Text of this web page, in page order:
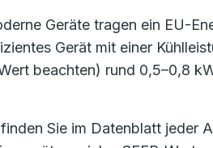
Geräte tragen ein EU-
Gerät mit einer
beachten) rund 0,5–0,8
Sie im Datenblatt jeder